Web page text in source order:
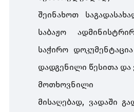
შეინახოთ
საბაჟო
საჭირო
დადგენილი წესითა და
მოთხოვნილი
მისაღებად, ვადაში